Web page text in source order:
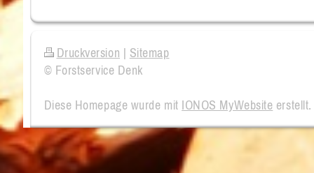
Druckversion | Sitemap
© Forstservice Denk
Diese Homepage wurde mit IONOS MyWebsite erstellt.